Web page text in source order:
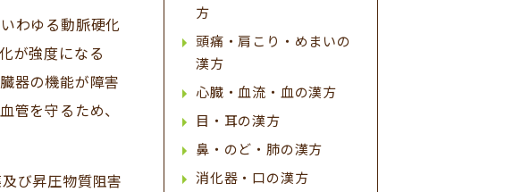
わゆる動脈硬化
が強度になる
器の機能が障害
管を守るため、
び昇圧物質阻害
方
頭痛・肩こり・めまいの
漢方
心臓・血流・血の漢方
目・耳の漢方
鼻・のど・肺の漢方
消化器・口の漢方